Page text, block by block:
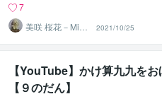
7
美咲 桜花－Misa
ki Ohka－
2021/10/25
【YouTube】かけ算九九をお
【９のだん】